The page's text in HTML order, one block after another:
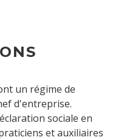
un régime de
d'entreprise.
sociale en
et auxiliaires